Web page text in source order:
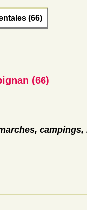
(66)
(66)
campings,